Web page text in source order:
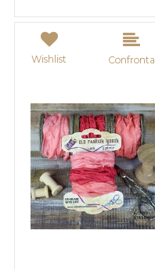
Wishlist Confronta